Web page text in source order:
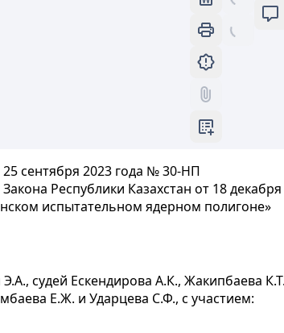
сентября 2023 года № 30-НП
Республики Казахстан от 18
испытательном ядерном полигоне»
судей Ескендирова А.К., Жакипбаева
Е.Ж. и Ударцева С.Ф., с участием: